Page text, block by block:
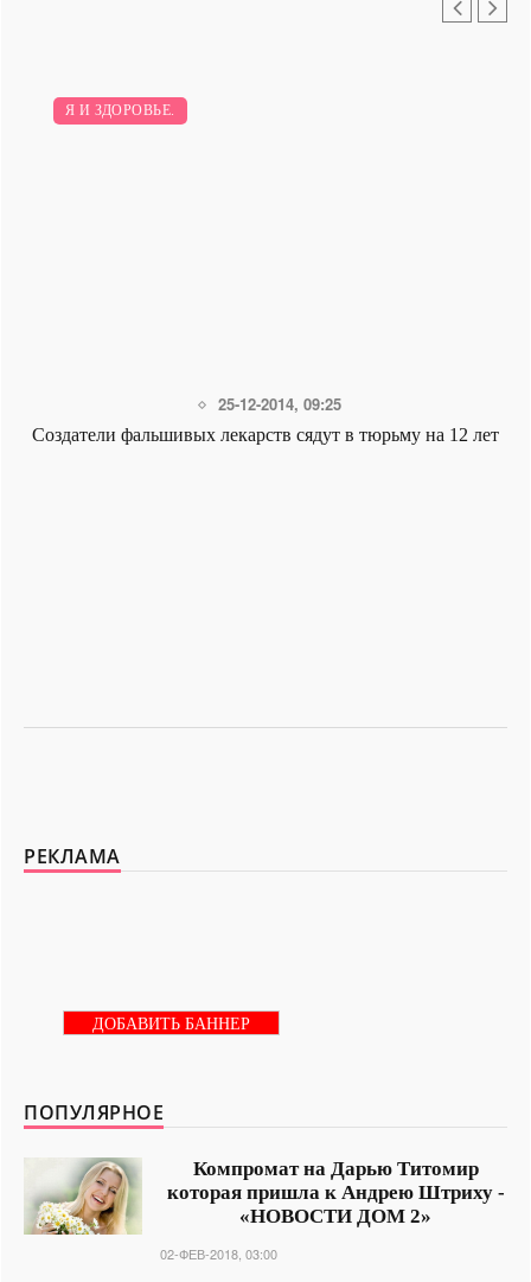
Я И ЗДОРОВЬЕ.
25-12-2014, 09:25
Создатели фальшивых лекарств сядут в тюрьму на 12 лет
РЕКЛАМА
ДОБАВИТЬ БАННЕР
ПОПУЛЯРНОЕ
Компромат на Дарью Титомир
которая пришла к Андрею Штриху -
«НОВОСТИ ДОМ 2»
02-ФЕВ-2018, 03:00